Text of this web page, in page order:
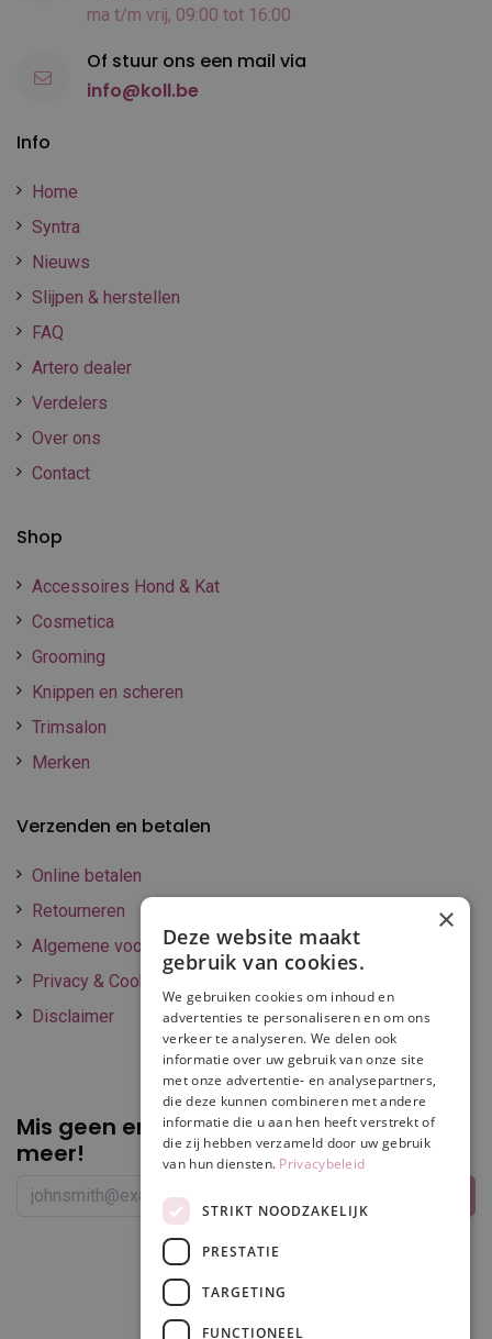
Info
Home
Syntra
Nieuws
Slijpen & herstellen
FAQ
Artero dealer
Verdelers
Over ons
Contact
Shop
Accessoires Hond & Kat
Cosmetica
Grooming
Knippen en scheren
Trimsalon
Merken
Verzenden en betalen
Online betalen
Retourneren
Algemene voorwaarden
Privacy & Cookie policy
Disclaimer
Mis geen enkelepromotie of korting
meer!
ma t/m vrij, 09:00 tot 16:00
Of stuur ons een mail via
info@koll.be
×
Deze website maakt
gebruik van cookies.
We gebruiken cookies om inhoud en
advertenties te personaliseren en om ons
verkeer te analyseren. We delen ook
informatie over uw gebruik van onze site
met onze advertentie- en analysepartners,
die deze kunnen combineren met andere
informatie die u aan hen heeft verstrekt of
die zij hebben verzameld door uw gebruik
van hun diensten. Privacybeleid
STRIKT NOODZAKELIJK
PRESTATIE
TARGETING
FUNCTIONEEL